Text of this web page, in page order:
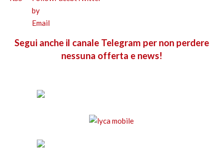
Segui anche il canale Telegram per non perdere
nessuna offerta e news!